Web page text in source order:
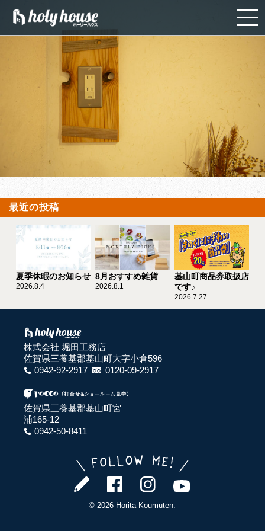
最近の投稿
夏季休暇のお知らせ
2026.8.4
8月おすすめ雑貨
2026.8.1
基山町商品券取扱店
です♪
2026.7.27
株式会社 堀田工務店
佐賀県三養基郡基山町大字小倉596
0942-92-2917
0120-09-2917
佐賀県三養基郡基山町宮
浦165-12
0942-50-8411
© 2026 Horita Koumuten.